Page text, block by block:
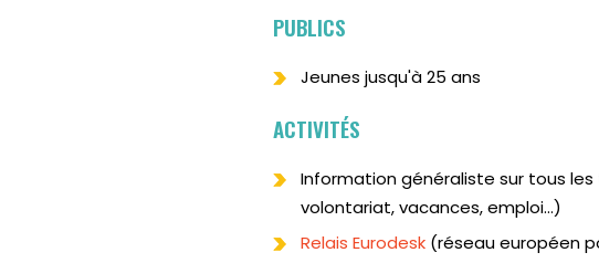
PUBLICS
Jeunes jusqu'à 25 ans
ACTIVITÉS
Information généraliste sur tous
volontariat, vacances, emploi...)
Relais Eurodesk (réseau européen